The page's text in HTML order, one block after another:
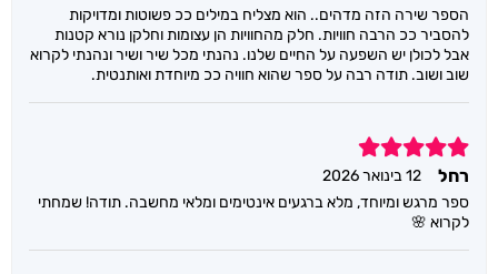
הספר שירה הזה מדהים.. הוא מצליח במילים ככ פשוטות ומדויקות
להסביר ככ הרבה חוויות. חלק מהחוויות הן עצומות וחלקן נורא קטנות
אבל לכולן יש השפעה על החיים שלנו. נהנתי מכל שיר ושיר ונהנתי לקרוא
שוב ושוב. תודה רבה על ספר שהוא חוויה ככ מיוחדת ואותנטית.
5
רחל
12 בינואר 2026
ספר מרגש ומיוחד, מלא ברגעים אינטימים ומלאי מחשבה. תודה! שמחתי
לקרוא 🌸